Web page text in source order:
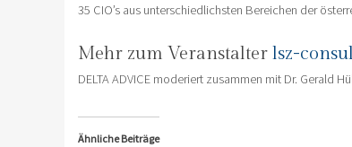
35 CIO’s aus unterschiedlichsten Bereichen der
Mehr zum Veranstalter lsz-
DELTA ADVICE moderiert zusammen mit Dr. Gerald
Ähnliche Beiträge